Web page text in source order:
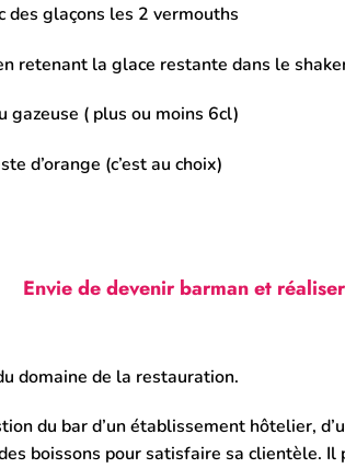
des glaçons les 2 vermouths
retenant la glace restante dans le
gazeuse ( plus ou moins 6cl)
d’orange (c’est au choix)
Envie de devenir barman et
domaine de la restauration.
du bar d’un établissement hôtelier,
boissons pour satisfaire sa clientèle.